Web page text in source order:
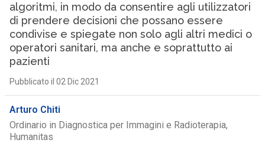
algoritmi, in modo da consentire agli utilizzatori
di prendere decisioni che possano essere
condivise e spiegate non solo agli altri medici o
operatori sanitari, ma anche e soprattutto ai
pazienti
Pubblicato il 02 Dic 2021
Arturo Chiti
Ordinario in Diagnostica per Immagini e Radioterapia,
Humanitas